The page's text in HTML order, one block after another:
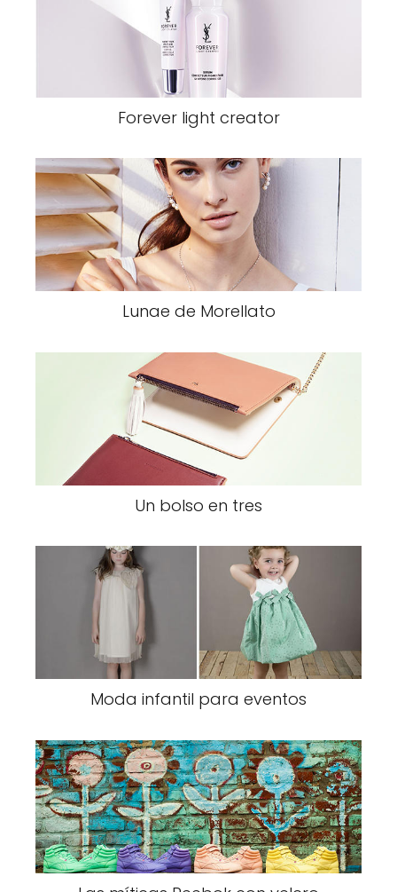
Forever light creator
Lunae de Morellato
Un bolso en tres
Moda infantil para eventos